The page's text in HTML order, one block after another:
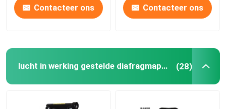
Contacteer ons Contacteer ons
lucht in werking gestelde diafragmapomp (28)